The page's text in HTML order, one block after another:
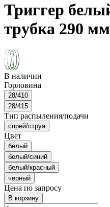
Триггер
трубка 290 мм
В наличии
Горловина
28/410
28/415
Тип распыления/подачи
спрей/струя
Цвет
белый
белый/синий
белый/красный
черный
Цена по запросу
В корзину